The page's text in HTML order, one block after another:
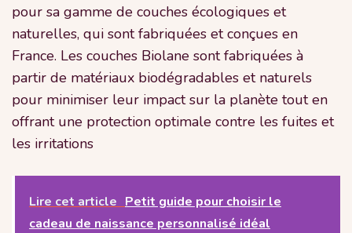
pour sa gamme de couches écologiques et
naturelles, qui sont fabriquées et conçues en
France. Les couches Biolane sont fabriquées à
partir de matériaux biodégradables et naturels
pour minimiser leur impact sur la planète tout en
offrant une protection optimale contre les fuites et
les irritations
Lire cet article Petit guide pour choisir le
cadeau de naissance personnalisé idéal